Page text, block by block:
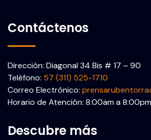
Contáctenos
Dirección: Diagonal 34 Bis # 17 – 90
Teléfono: 57 (311) 525-1710
Correo Electrónico:
Horario de Atención: 8:00am a 8:00pm
Descubre más